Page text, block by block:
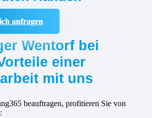
anfragen
Wentorf bei
einer
mit uns
beauftragen, profitieren Sie von
: